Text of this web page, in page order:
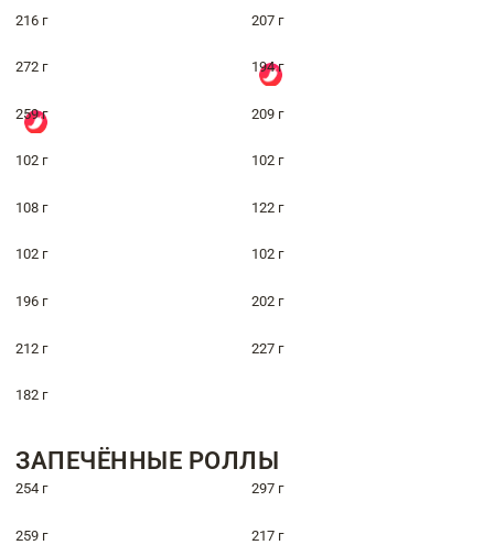
216 г 207 г
272 г 194 г
259 г 209 г
102 г 102 г
108 г 122 г
102 г 102 г
196 г 202 г
212 г 227 г
182 г
ЗАПЕЧЁННЫЕ РОЛЛЫ
254 г 297 г
259 г 217 г